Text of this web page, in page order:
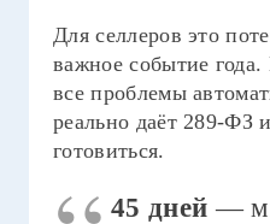
Для селлеров это
важное событие
все проблемы
реально даёт 289-ФЗ
готовиться.
45 дней —